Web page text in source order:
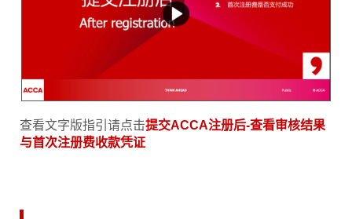
查看文字版指引请点击提交ACCA注册后-查看审核结果
与首次注册费收款凭证